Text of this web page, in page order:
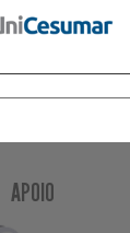
APOIO